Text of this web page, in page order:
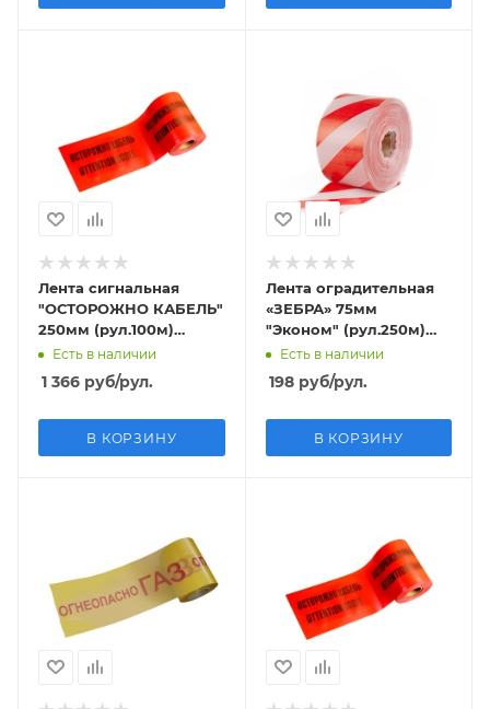
Лента сигнальная
"ОСТОРОЖНО КАБЕЛЬ"
250мм (рул.100м)
толщина 200 мкм
Есть в наличии
1 366 руб/рул.
В КОРЗИНУ
Лента оградительная
«ЗЕБРА» 75мм
"Эконом" (рул.250м)
толщина 30 мкм
Есть в наличии
198руб/рул.
В КОРЗИНУ